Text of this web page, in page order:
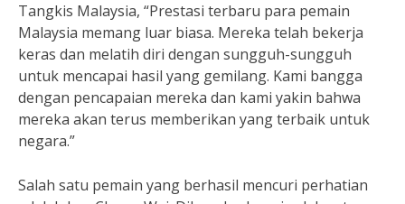
Tangkis Malaysia, “Prestasi terbaru para pemain
Malaysia memang luar biasa. Mereka telah bekerja
keras dan melatih diri dengan sungguh-sungguh
untuk mencapai hasil yang gemilang. Kami bangga
dengan pencapaian mereka dan kami yakin bahwa
mereka akan terus memberikan yang terbaik untuk
negara.”
Salah satu pemain yang berhasil mencuri perhatian